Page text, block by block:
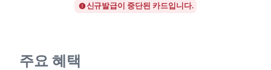
신규발급이 중단된 카드입니다.
주요 혜택